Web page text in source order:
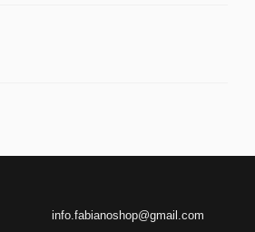
info.fabianoshop@gmail.com